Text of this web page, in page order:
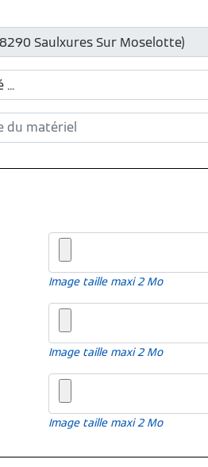
Image taille maxi 2 Mo
Image taille maxi 2 Mo
Image taille maxi 2 Mo